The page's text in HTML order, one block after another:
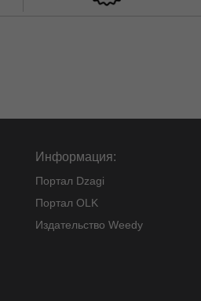
Информация:
Портал Dzagi
Портал OLK
Издательство Weedy